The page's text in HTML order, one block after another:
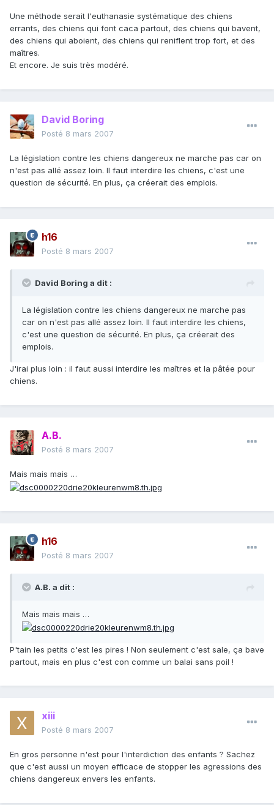
Une méthode serait l'euthanasie systématique des chiens
errants, des chiens qui font caca partout, des chiens qui bavent,
des chiens qui aboient, des chiens qui reniflent trop fort, et des
maîtres.
Et encore. Je suis très modéré.
David Boring
Posté 8 mars 2007
La législation contre les chiens dangereux ne marche pas car on
n'est pas allé assez loin. Il faut interdire les chiens, c'est une
question de sécurité. En plus, ça créerait des emplois.
h16
Posté 8 mars 2007
David Boring a dit :
La législation contre les chiens dangereux ne marche pas
car on n'est pas allé assez loin. Il faut interdire les chiens,
c'est une question de sécurité. En plus, ça créerait des
emplois.
J'irai plus loin : il faut aussi interdire les maîtres et la pâtée pour
chiens.
A.B.
Posté 8 mars 2007
Mais mais mais …
h16
Posté 8 mars 2007
A.B. a dit :
Mais mais mais …
P'tain les petits c'est les pires ! Non seulement c'est sale, ça bave
partout, mais en plus c'est con comme un balai sans poil !
xiii
Posté 8 mars 2007
En gros personne n'est pour l'interdiction des enfants ? Sachez
que c'est aussi un moyen efficace de stopper les agressions des
chiens dangereux envers les enfants.